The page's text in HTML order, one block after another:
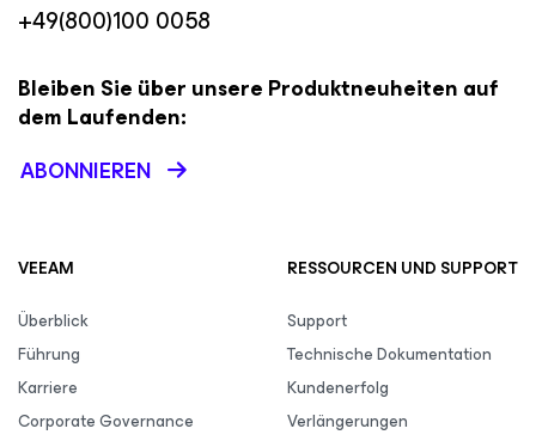
+49(800)100 0058
Bleiben Sie über unsere Produktneuheiten auf
dem Laufenden:
ABONNIEREN
VEEAM
Überblick
Führung
Karriere
Corporate Governance
RESSOURCEN UND SUPPORT
Support
Technische Dokumentation
Kundenerfolg
Verlängerungen